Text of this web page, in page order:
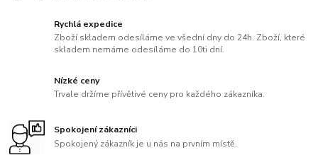
Rychlá expedice
Zboží skladem odesíláme ve všední dny do 24h. Zboží, které
skladem nemáme odesíláme do 10ti dní.
Nízké ceny
Trvale držíme přívětivé ceny pro každého zákazníka.
Spokojení zákazníci
Spokojený zákazník je u nás na prvním místě.